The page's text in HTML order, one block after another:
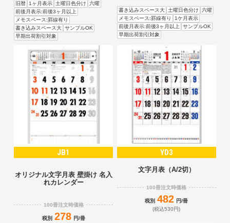
旧暦 1ヶ月表示 土曜日色分け
六曜
前後月表示:前後3ヶ月以上
メモスペース:罫線有り
書き込みスペース大 サンプルOK
早期出荷割引対象
書き込みスペース大 土曜日色分け
六曜
メモスペース:罫線有り
1ケ月表示
前後月表示:前後3ヶ月以上
サンプルOK
早期出荷割引対象
JB1
オリジナル文字月表 壁掛け 名入
れカレンダー
100冊注文時価格
税別 278 円/冊
YD3
文字月表（A/2切）
100冊注文時価格
税別 482 円/冊
(税込530円)